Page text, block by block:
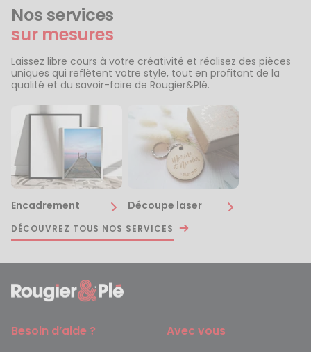
Nos services
sur mesures
Laissez libre cours à votre créativité et réalisez des pièces
uniques qui reflètent votre style, tout en profitant de la
qualité et du savoir-faire de Rougier&Plé.
Encadrement Découpe laser
DÉCOUVREZ TOUS NOS SERVICES
Besoin d’aide ? Avec vous